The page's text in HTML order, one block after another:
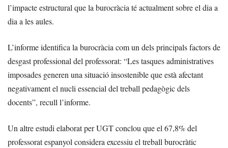
l’impacte estructural que la burocràcia té actualment sobre el dia a
dia a les aules.
L’informe identifica la burocràcia com un dels principals factors de
desgast professional del professorat: “Les tasques administratives
imposades generen una situació insostenible que està afectant
negativament el nucli essencial del treball pedagògic dels
docents”, recull l’informe.
Un altre estudi elaborat per UGT conclou que el 67,8% del
professorat espanyol considera excessiu el treball burocràtic